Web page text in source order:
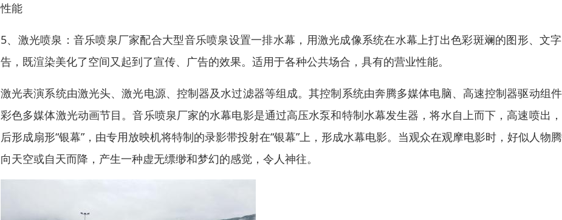
性能
5、激光喷泉：音乐喷泉厂家配合大型音乐喷泉设置一排水幕，用激光成像系统在水幕上打出色彩斑斓的图形、文
告，既渲染美化了空间又起到了宣传、广告的效果。适用于各种公共场合，具有的营业性能。
激光表演系统由激光头、激光电源、控制器及水过滤器等组成。其控制系统由奔腾多媒体电脑、高速控制器驱动组
彩色多媒体激光动画节目。音乐喷泉厂家的水幕电影是通过高压水泵和特制水幕发生器，将水自上而下，高速喷出
后形成扇形“银幕”，由专用放映机将特制的录影带投射在“银幕”上，形成水幕电影。当观众在观摩电影时，好似人物
向天空或自天而降，产生一种虚无缥缈和梦幻的感觉，令人神往。